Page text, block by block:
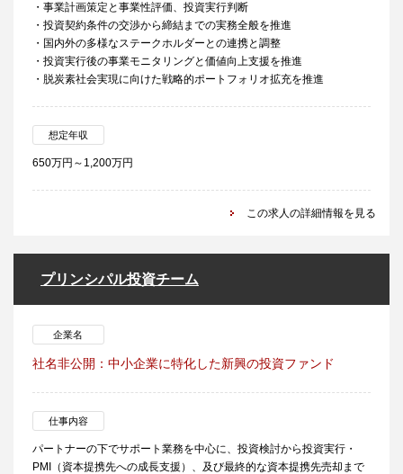
・事業計画策定と事業性評価、投資実行判断
・投資契約条件の交渉から締結までの実務全般を推進
・国内外の多様なステークホルダーとの連携と調整
・投資実行後の事業モニタリングと価値向上支援を推進
・脱炭素社会実現に向けた戦略的ポートフォリオ拡充を推進
想定年収
650万円～1,200万円
この求人の詳細情報を見る
プリンシパル投資チーム
企業名
社名非公開：中小企業に特化した新興の投資ファンド
仕事内容
パートナーの下でサポート業務を中心に、投資検討から投資実行・
PMI（資本提携先への成長支援）、及び最終的な資本提携先売却まで